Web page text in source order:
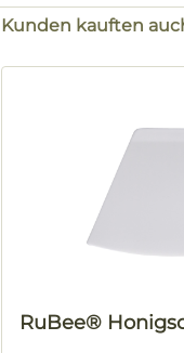
Kunden kauften
Produktgalerie
RuBee®